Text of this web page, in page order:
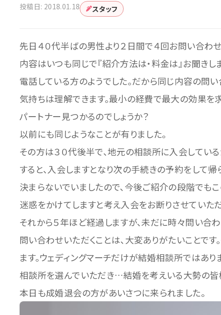
投稿日: 2018.01.18 スタッフ
先日４０代半ばの男性より２日間で４回お問い合わ
内容はいつも同じで『紹介方法は・料金は』お聞き
電話している方のようでした。だから同じ内容の問
気持ちは理解できます。最小の経費で最大の効果を
パートナー見つかるのでしょうか？
以前にも同じようなことが有りました。
その方は３０代後半で、地元の相談所に入会して
すると、入会しますとなり次の手続きの予約をして
決まらないでいましたので、今後ご紹介の段階でも
迷惑をかけてしますと考え入会をお断りさせていただ
それから５年ほど経過しますが、未だに時々問い合わ
問い合わせいただくことは、大変ありがたいことで
ます。ウェディングマーチだけが結婚相談所ではあ
相談所を選んでいただき…結婚を考えいる大勢の皆
本日も成婚退会の方があいさつに来られました。